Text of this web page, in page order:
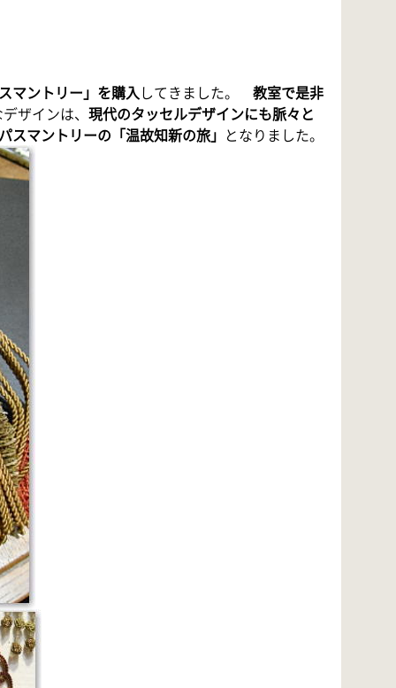
マントリー」を購入してきました。 教室で是非
ザインは、 現代のタッセルデザインにも脈々と
マントリーの「温故知新の旅」 となりました。